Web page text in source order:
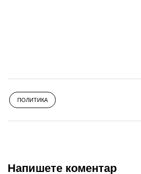
ПОЛИТИКА
Напишете коментар